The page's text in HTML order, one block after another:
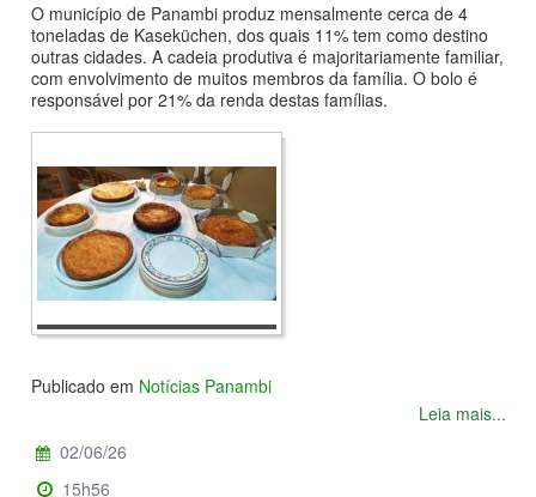
O município de Panambi produz mensalmente cerca de 4
toneladas de Kaseküchen, dos quais 11% tem como destino
outras cidades. A cadeia produtiva é majoritariamente familiar,
com envolvimento de muitos membros da família. O bolo é
responsável por 21% da renda destas famílias.
Publicado em Notícias Panambi
Leia mais...
02/06/26
15h56